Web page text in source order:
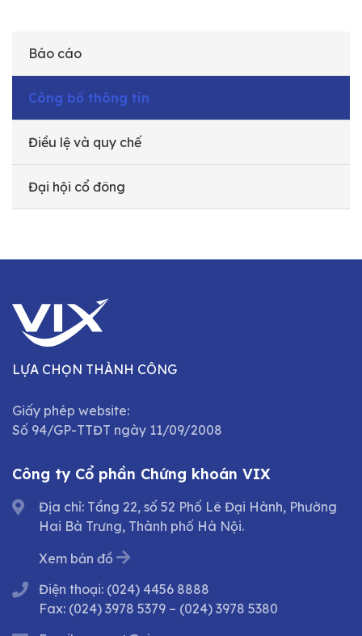
Báo cáo
Công bố thông tin
Điều lệ và quy chế
Đại hội cổ đông
LỰA CHỌN THÀNH CÔNG
Giấy phép website:
Số 94/GP-TTĐT ngày 11/09/2008
Công ty Cổ phần Chứng khoán VIX
Địa chỉ: Tầng 22, số 52 Phố Lê Đại Hành, Phường
Hai Bà Trưng, Thành phố Hà Nội.
Xem bản đồ
Điện thoại: (024) 4456 8888
Fax: (024) 3978 5379 – (024) 3978 5380